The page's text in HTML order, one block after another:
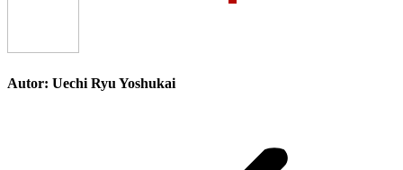
Autor: Uechi Ryu Yoshukai